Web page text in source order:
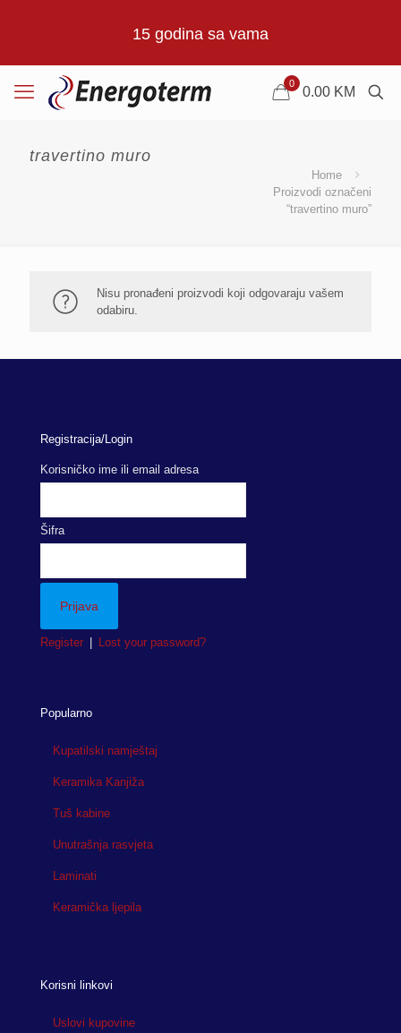
15 godina sa vama
0
0.00 KM
travertino muro
Home
Proizvodi označeni
“travertino muro”
Nisu pronađeni proizvodi koji odgovaraju vašem
odabiru.
Registracija/Login
Korisničko ime ili email adresa
Šifra
Register Lost your password?
Popularno
Kupatilski namještaj
Keramika Kanjiža
Tuš kabine
Unutrašnja rasvjeta
Laminati
Keramička ljepila
Korisni linkovi
Uslovi kupovine